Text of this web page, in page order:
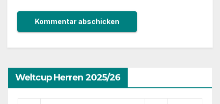
Weltcup Herren 2025/26